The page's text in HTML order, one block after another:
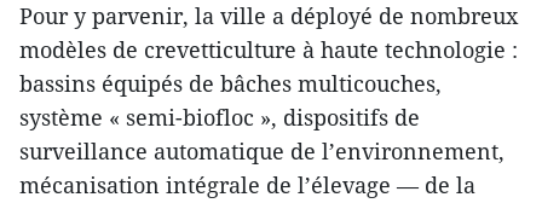
Pour y parvenir, la ville a déployé de nombreux
modèles de crevetticulture à haute technologie :
bassins équipés de bâches multicouches,
système « semi-biofloc », dispositifs de
surveillance automatique de l’environnement,
mécanisation intégrale de l’élevage — de la